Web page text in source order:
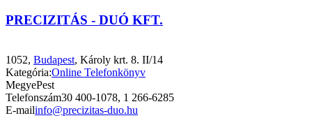
PRECIZITÁS - DUÓ KFT.
1052, Budapest, Károly krt. 8. II/14
Kategória:Online Telefonkönyv
MegyePest
Telefonszám30 400-1078, 1 266-6285
E-mailinfo@precizitas-duo.hu